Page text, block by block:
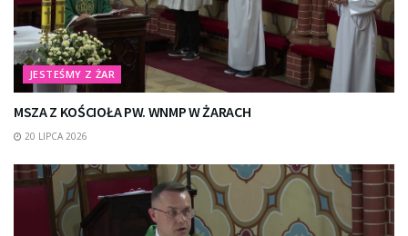
JESTEŚMY Z ŻAR
MSZA Z KOŚCIOŁA PW. WNMP W ŻARACH
20 LIPCA 2026